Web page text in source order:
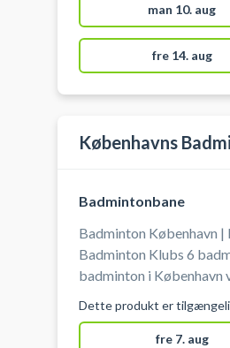
Frederiksberg i enten
Hallerne eller Hermes
man 10. aug
fre 14. aug
Københavns
Badmintonbane
Badminton København |
Badminton Klubs 6
badminton i København
2100 København Ø. BEMÆRK: Efter booking kan
badminton banen ikke afbestilles.
Dette produkt er
fre 7. aug